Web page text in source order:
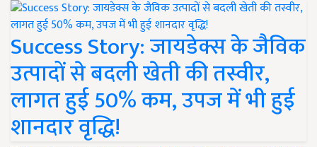
Success Story: जायडेक्स के जैविक
उत्पादों से बदली खेती की तस्वीर,
लागत हुई 50% कम, उपज में भी हुई
शानदार वृद्धि!